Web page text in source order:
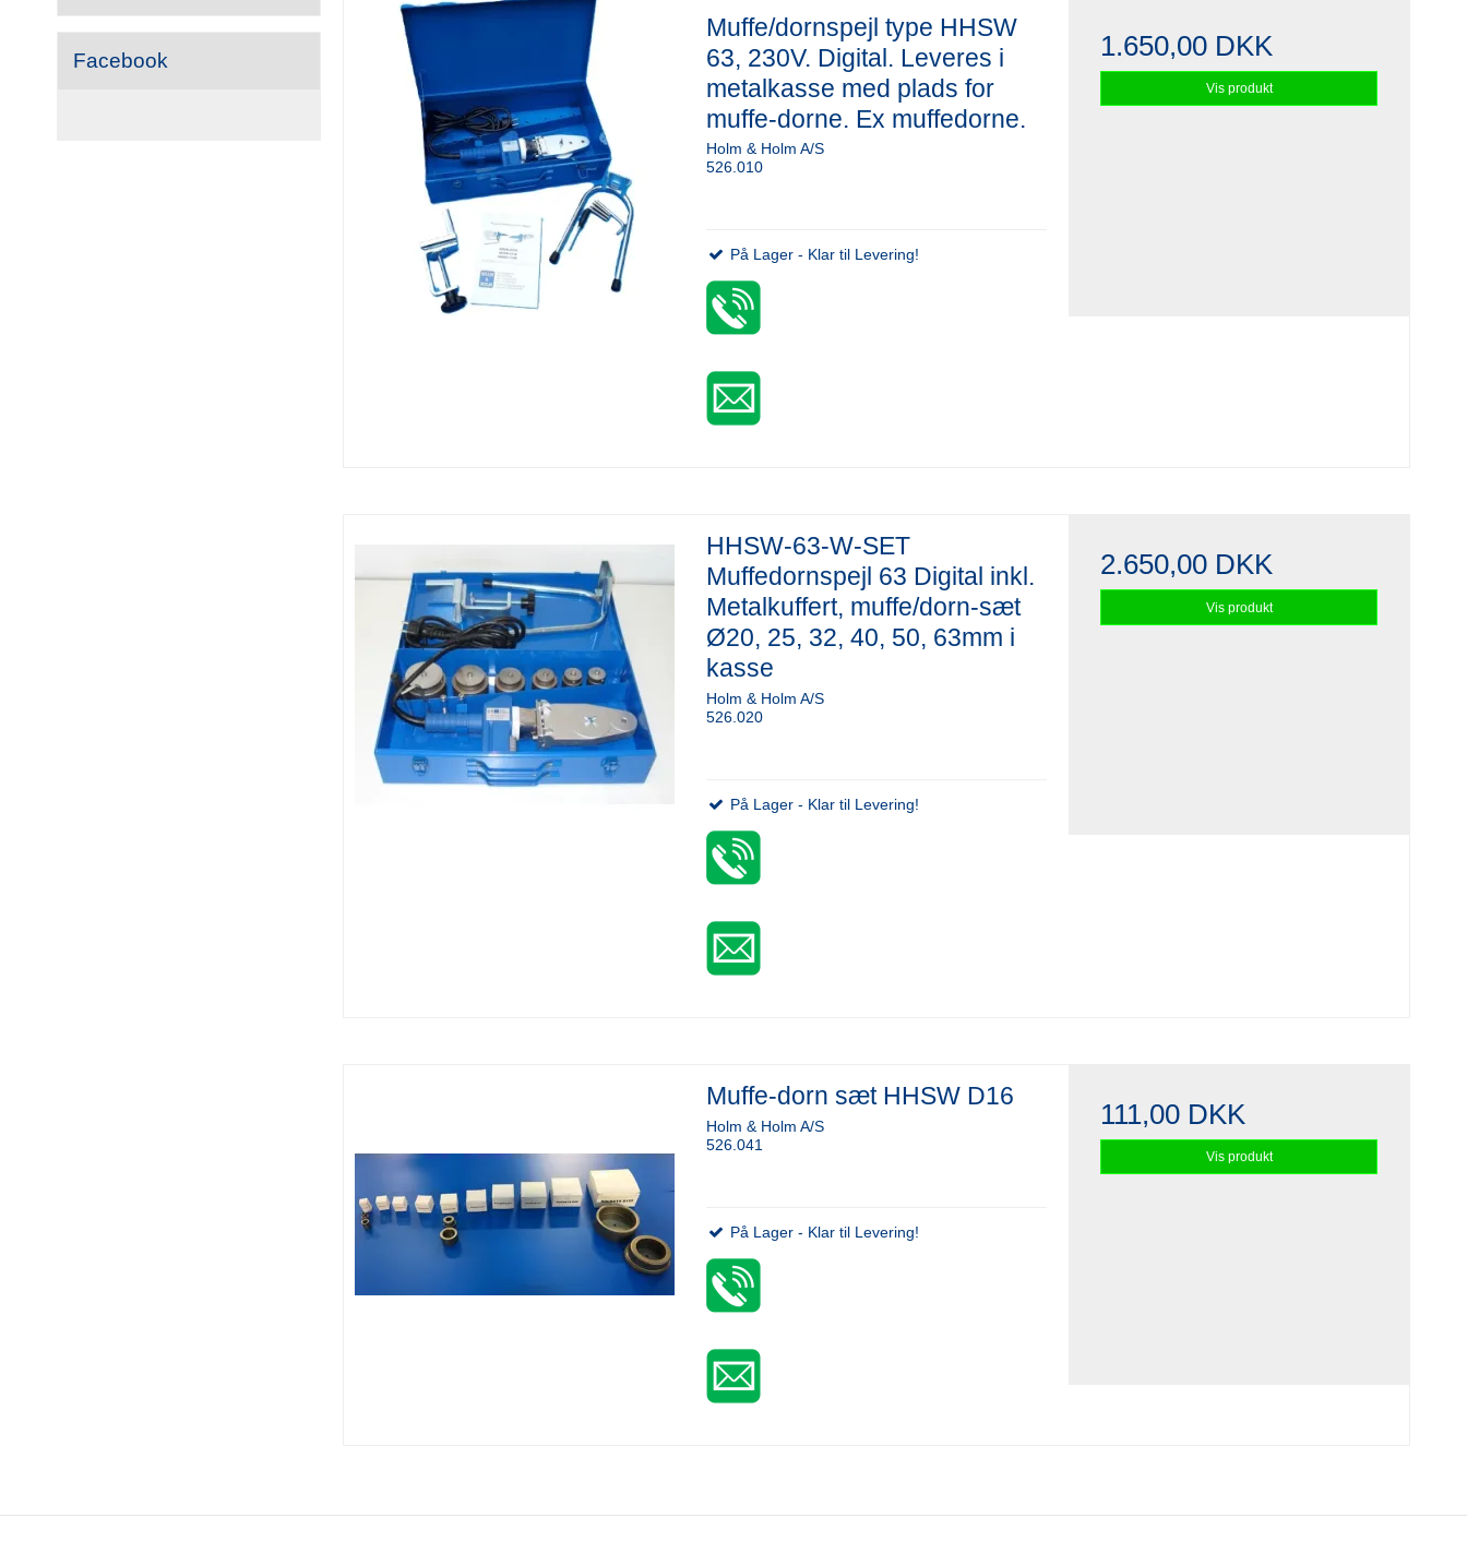
Facebook
Muffe/dornspejl type HHSW
63, 230V. Digital. Leveres i
metalkasse med plads for
muffe-dorne. Ex muffedorne.
Holm & Holm A/S
526.010
På Lager - Klar til Levering!
1.650,00 DKK
Vis produkt
HHSW-63-W-SET
Muffedornspejl 63 Digital inkl.
Metalkuffert, muffe/dorn-sæt
Ø20, 25, 32, 40, 50, 63mm i
kasse
Holm & Holm A/S
526.020
På Lager - Klar til Levering!
2.650,00 DKK
Vis produkt
Muffe-dorn sæt HHSW D16
Holm & Holm A/S
526.041
På Lager - Klar til Levering!
111,00 DKK
Vis produkt